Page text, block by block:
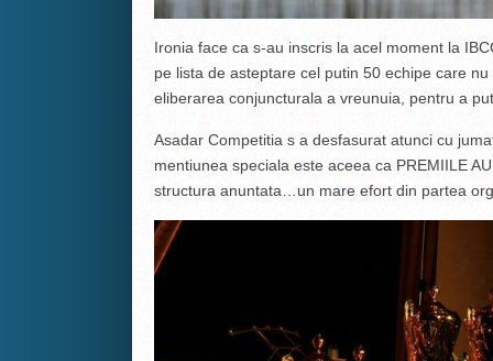
Ironia face ca s-au inscris la acel moment la
pe lista de asteptare cel putin 50 echipe care
eliberarea conjuncturala a vreunuia, pentru a
Asadar Competitia s a desfasurat atunci cu
mentiunea speciala este aceea ca PREMIILE
structura anuntata…un mare efort din partea